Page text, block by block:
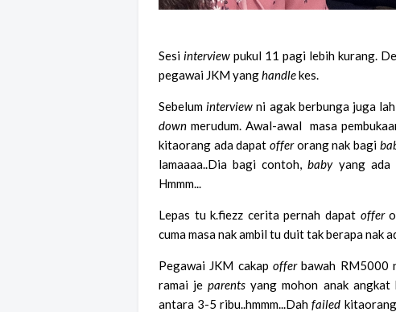
Sesiinterview pukul 11 pagi lebih kurang.
pegawai JKM yanghandlekes.
Sebeluminterview ni agak berbunga juga
down merudum. Awal-awal masa
kitaorang ada dapat offerorang nak bagi
lamaaaa..Dia bagi contoh,babyyang ada
Hmmm...
Lepas tu k.fiezz cerita pernah dapat offer
cuma masa nak ambil tu duit tak berapa nak
Pegawai JKM cakap offerbawah RM5000
ramai jeparents yang mohon anak
antara 3-5 ribu..hmmm...Dahfailed